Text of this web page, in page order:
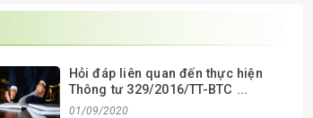
Hỏi đáp liên quan đến thực hiện
Thông tư 329/2016/TT-BTC ...
01/09/2020